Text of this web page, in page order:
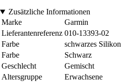
Zusätzliche Informationen
Marke
Garmin
Lieferantenreferenz 010-13393-02
Farbe
schwarzes Silikon
Farbe
Schwarz
Geschlecht
Gemischt
Altersgruppe
Erwachsene